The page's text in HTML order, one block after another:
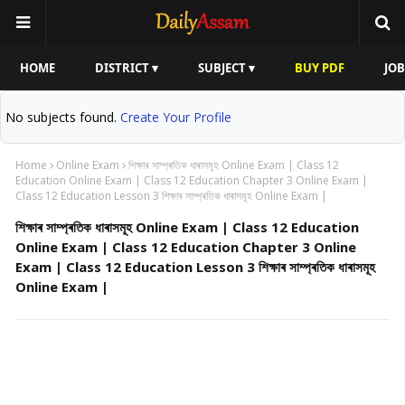
HOME DISTRICT ▾ SUBJECT ▾ BUY PDF
No subjects found. Create Your Profile
Home Online Exam
শিক্ষাৰ সাম্প্ৰতিক ধাৰাসমূহ Online Exam | Class 12
Education Online Exam | Class 12 Education Chapter 3 Online Exam |
Class 12 Education Lesson 3 শিক্ষাৰ সাম্প্ৰতিক ধাৰাসমূহ Online Exam |
শিক্ষাৰ সাম্প্ৰতিক ধাৰাসমূহ Online Exam | Class 12 Education
Online Exam | Class 12 Education Chapter 3 Online
Exam | Class 12 Education Lesson 3 শিক্ষাৰ সাম্প্ৰতিক ধাৰাসমূহ
Online Exam |